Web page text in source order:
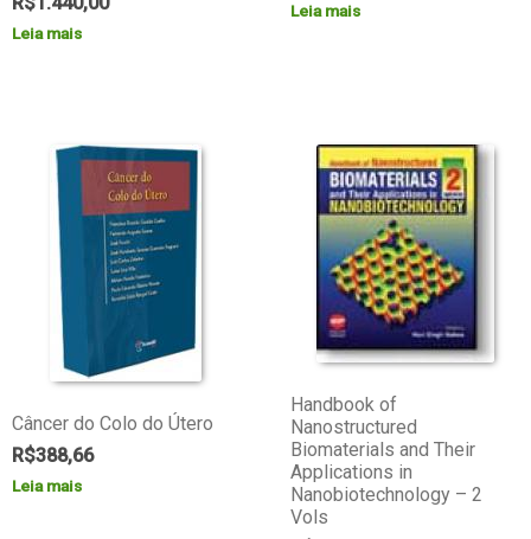
Leia mais
Leia mais
Câncer do Colo do Útero
R$388,66
Leia mais
Handbook of
Nanostructured
Biomaterials and Their
Applications in
Nanobiotechnology – 2
Vols